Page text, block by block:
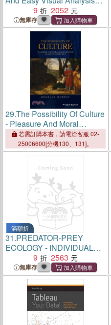
With Tableau Software, 2Nd
Edition
9 2052
無庫存
29.The Possibility Of Culture
- Pleasure And Moral
Development In Kant'S
Aesthetics
若需訂購本書，請電洽客服 02-
25006600[分機130、131]。
滿額折
31.PREDATOR-PREY
ECOLOGY - INDIVIDUALS,
POPULATIONS, AND
COMMUNITIES
9 2563
無庫存